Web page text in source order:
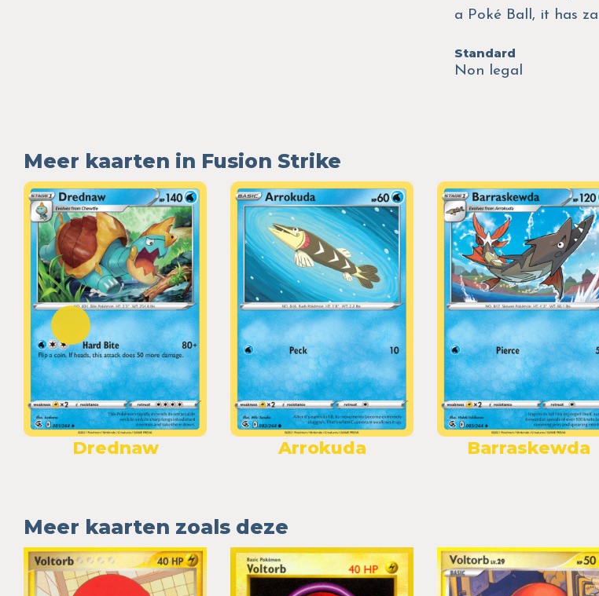
a Poké Ball, it has
Standard
Non legal
Meer kaarten in Fusion Strike
Drednaw Arrokuda Barraskewda
Meer kaarten zoals deze